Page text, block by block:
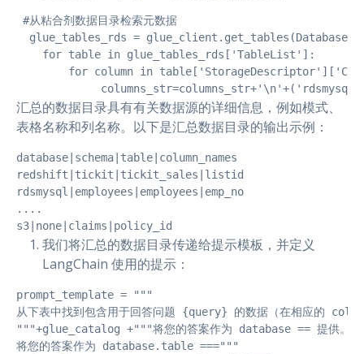
#从粘合剂数据目录检索元数据
glue_tables_rds =
for table in glue_tables_rds['TableList']:
for column in
汇总的数据目录具有有关数据源的详细信息，例如模式、
表格名称和列名称。以下是汇总数据目录的输出示例：
database|schema|table|column_names
redshift|tickit|tickit_sales|listid
rdsmysql|employees|employees|emp_no
....
s3|none|claims|policy_id
我们将汇总的数据目录传递给提示模板，并定义
LangChain 使用的提示：
prompt_template = """
从下表中找到包含用于回答问题 {query} 的数据（在相应的
"""+glue_catalog +"""将您的答案作为 database == 提供。